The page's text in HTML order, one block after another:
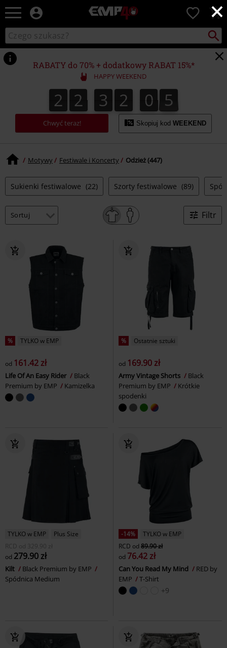
×
EMP
Merch
Fanów:
Muzyki,
Filmów,
Seriali
Gier
-
Moda
Alternatywna.
0
Wyszukaj
katalog
Szukaj
RABATY do 70% + dodatkowy RABAT 15%*
HAPPY WEEKEND
2
2 2
2 3
3 2
2 0
0
0
0 3
4
3
5
4
Chwyć teraz! Skopiuj kod WEEKEND
Motywy Festiwale i Koncerty Odzież (447)
Sukienki festiwalowe (22) Szorty festiwalowe (89)
Filtr
% TYLKO w EMP
od 161.42 zł
Life Of An Easy Rider
Black
Premium by EMP
Kamizelka
% Ostatnie sztuki
od 169.90 zł
Army Vintage Shorts
Black
Premium by EMP
Krótkie
spodenki
TYLKO w EMP
Plus Size
RCD
od 329.90 zł
od 279.90 zł
Kilt
Black Premium by EMP
Spódnica Medium
-14%
TYLKO w EMP
RCD od 89.90 zł
od 76.42 zł
Can You Read My Mind
RED by
EMP
T-Shirt
+9